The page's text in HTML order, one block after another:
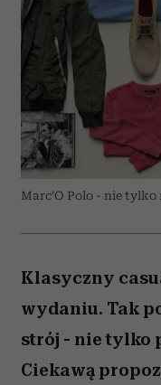
Marc'O Polo - nie tylko
Klasyczny
wydaniu. Tak
strój - nie tylko
Ciekawą